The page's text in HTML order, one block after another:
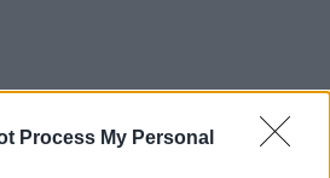
Process My Personal